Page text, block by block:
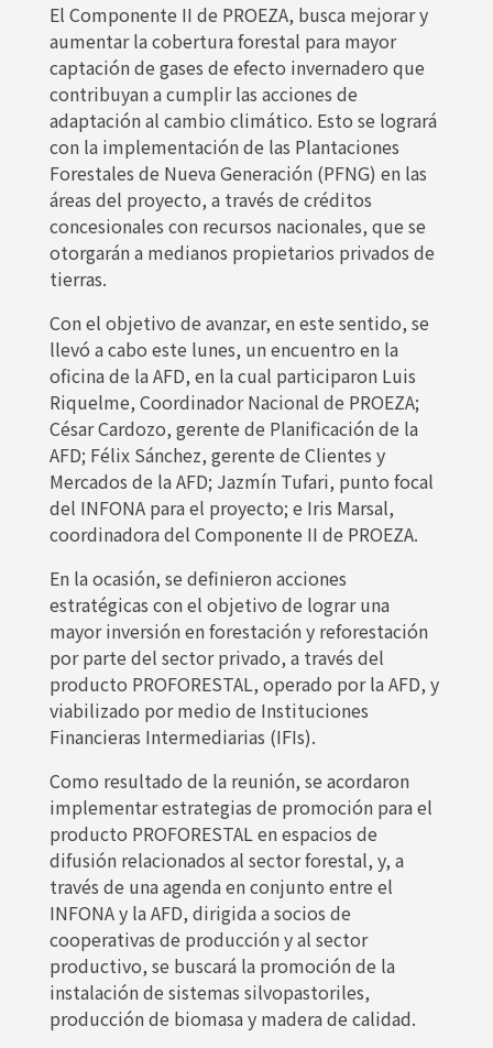
El Componente II de PROEZA, busca mejorar y
aumentar la cobertura forestal para mayor
captación de gases de efecto invernadero que
contribuyan a cumplir las acciones de
adaptación al cambio climático. Esto se logrará
con la implementación de las Plantaciones
Forestales de Nueva Generación (PFNG) en las
áreas del proyecto, a través de créditos
concesionales con recursos nacionales, que se
otorgarán a medianos propietarios privados de
tierras.
Con el objetivo de avanzar, en este sentido, se
llevó a cabo este lunes, un encuentro en la
oficina de la AFD, en la cual participaron Luis
Riquelme, Coordinador Nacional de PROEZA;
César Cardozo, gerente de Planificación de la
AFD; Félix Sánchez, gerente de Clientes y
Mercados de la AFD; Jazmín Tufari, punto focal
del INFONA para el proyecto; e Iris Marsal,
coordinadora del Componente II de PROEZA.
En la ocasión, se definieron acciones
estratégicas con el objetivo de lograr una
mayor inversión en forestación y reforestación
por parte del sector privado, a través del
producto PROFORESTAL, operado por la AFD, y
viabilizado por medio de Instituciones
Financieras Intermediarias (IFIs).
Como resultado de la reunión, se acordaron
implementar estrategias de promoción para el
producto PROFORESTAL en espacios de
difusión relacionados al sector forestal, y, a
través de una agenda en conjunto entre el
INFONA y la AFD, dirigida a socios de
cooperativas de producción y al sector
productivo, se buscará la promoción de la
instalación de sistemas silvopastoriles,
producción de biomasa y madera de calidad.